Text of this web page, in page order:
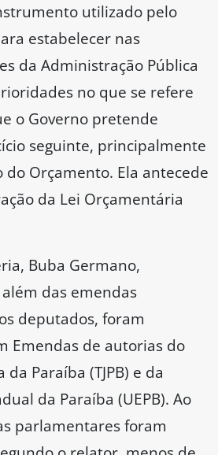
utilizado pelo
estabelecer nas
da Administração Pública
no que se refere
o Governo pretende
seguinte, principalmente
do Orçamento. Ela antecede
da Lei Orçamentária
Buba Germano,
das emendas
deputados, foram
Emendas de autorias do
Paraíba (TJPB) e da
da Paraíba (UEPB). Ao
parlamentares foram